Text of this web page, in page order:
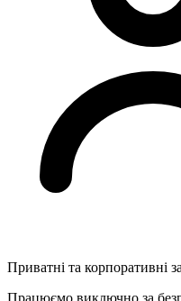
Приватні та корпоративні
Працюємо виключно за